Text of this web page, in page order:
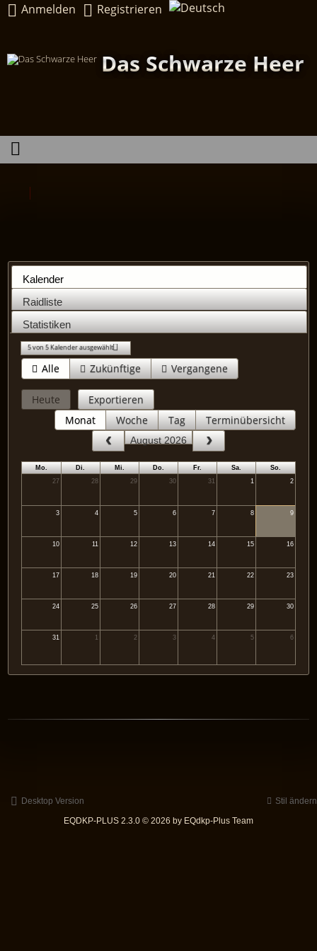
Anmelden Registrieren
Das Schwarze Heer
Kalender
Raidliste
Statistiken
5 von 5 Kalender ausgewählt
Alle Zukünftige Vergangene
Heute
Exportieren
Monat
Woche Tag Terminübersicht
August 2026
Mo. Di. Mi. Do. Fr. Sa.
So.
27
28 29 30 31 1 2
3 4 5 6 7 8 9
10 11 12 13 14 15 16
17 18 19 20 21 22 23
24 25 26 27 28 29 30
31 1 2 3 4 5 6
Desktop Version
Stil ändern
EQDKP-PLUS 2.3.0 © 2026 by EQdkp-Plus Team